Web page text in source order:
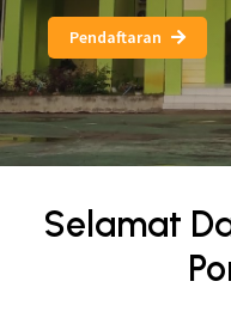
Pendaftaran
Selamat